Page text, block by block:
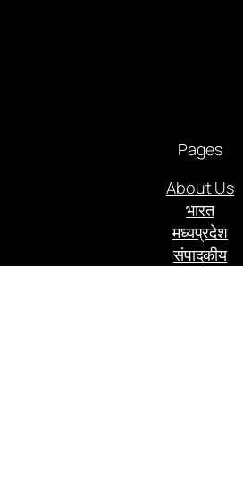
Pages
About Us
भारत
मध्यप्रदेश
संपादकीय